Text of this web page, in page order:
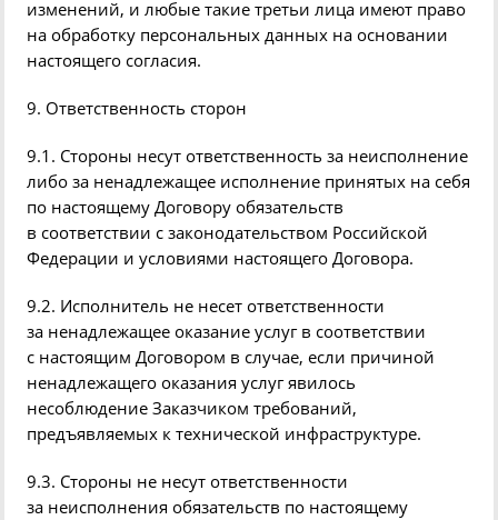
изменений, и любые такие третьи лица имеют право
на обработку персональных данных на основании
настоящего согласия.
9. Ответственность сторон
9.1. Стороны несут ответственность за неисполнение
либо за ненадлежащее исполнение принятых на себя
по настоящему Договору обязательств
в соответствии с законодательством Российской
Федерации и условиями настоящего Договора.
9.2. Исполнитель не несет ответственности
за ненадлежащее оказание услуг в соответствии
с настоящим Договором в случае, если причиной
ненадлежащего оказания услуг явилось
несоблюдение Заказчиком требований,
предъявляемых к технической инфраструктуре.
9.3. Стороны не несут ответственности
за неисполнения обязательств по настоящему